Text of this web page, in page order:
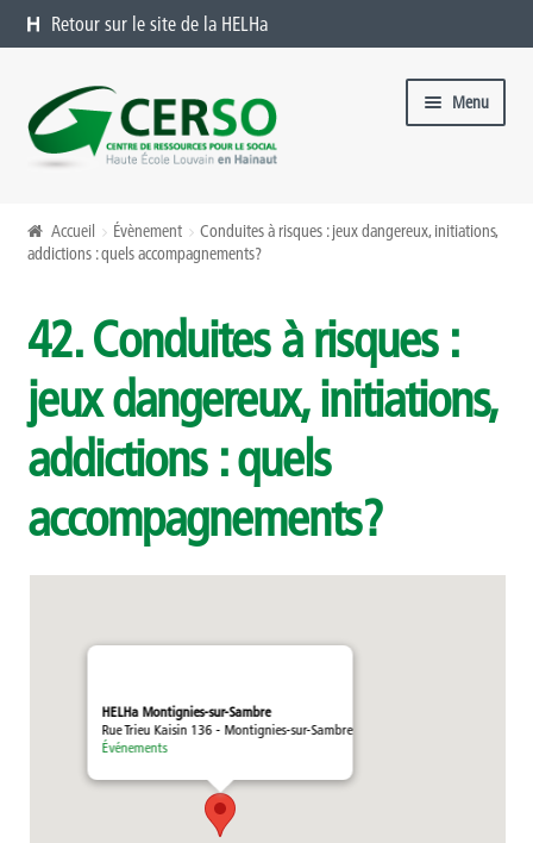
Retour sur le site de la HELHa
Aller à la navigation
Aller au contenu Menu
Présentation
Formations à venir
Formations passées
Organiser une formation chez vous
Présentation
Accueil Évènement
Conduites à risques : jeux dangereux, initiations,
addictions : quels accompagnements?
42. Conduites à risques :
jeux dangereux, initiations,
addictions : quels
accompagnements?
HELHa Montignies-sur-Sambre
Rue Trieu Kaisin 136 - Montignies-sur-Sambre
Événements